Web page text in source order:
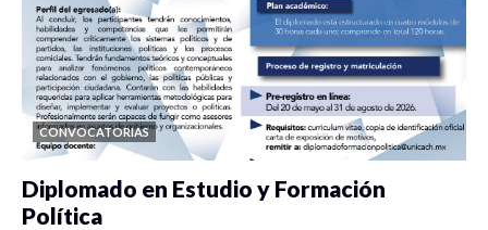
CONVOCATORIAS
Diplomado en Estudio y Formación
Política